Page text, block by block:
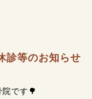
診等のお知らせ
です🌳